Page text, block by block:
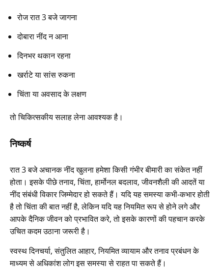
रोज रात 3 बजे जागना
दोबारा नींद न आना
दिनभर थकान रहना
खर्राटे या सांस रुकना
चिंता या अवसाद के लक्षण
तो चिकित्सकीय सलाह लेना आवश्यक है।
निष्कर्ष
रात 3 बजे अचानक नींद खुलना हमेशा किसी गंभीर बीमारी का संकेत नहीं
होता। इसके पीछे तनाव, चिंता, हार्मोनल बदलाव, जीवनशैली की आदतें या
नींद संबंधी विकार जिम्मेदार हो सकते हैं। यदि यह समस्या कभी-कभार होती
है तो चिंता की बात नहीं है, लेकिन यदि यह नियमित रूप से होने लगे और
आपके दैनिक जीवन को प्रभावित करे, तो इसके कारणों की पहचान करके
उचित कदम उठाना जरूरी है।
स्वस्थ दिनचर्या, संतुलित आहार, नियमित व्यायाम और तनाव प्रबंधन के
माध्यम से अधिकांश लोग इस समस्या से राहत पा सकते हैं।